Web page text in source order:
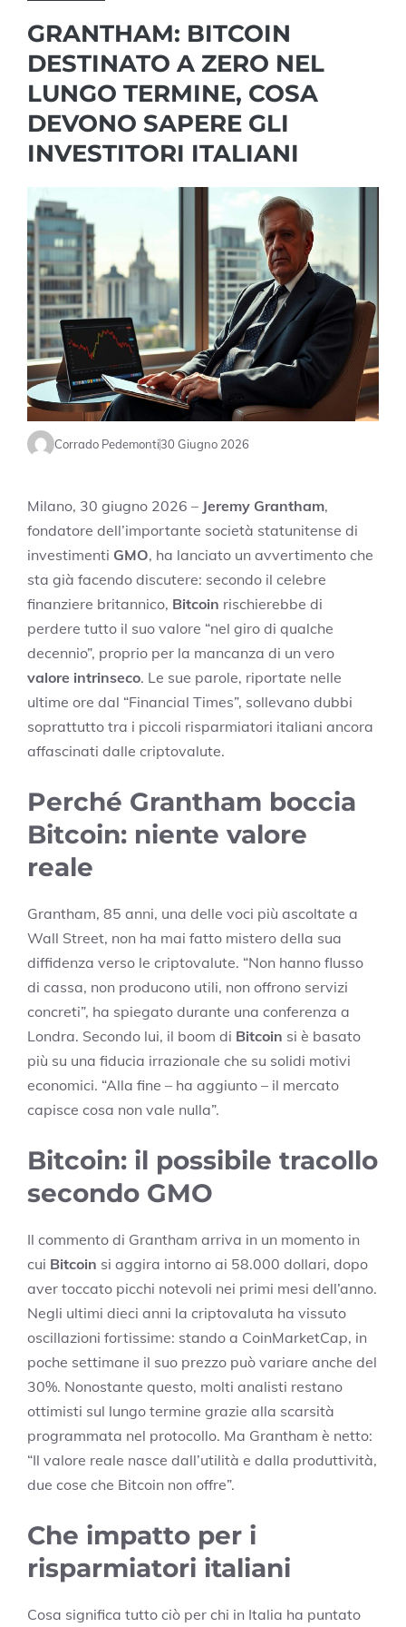
GRANTHAM: BITCOIN
DESTINATO A ZERO NEL
LUNGO TERMINE, COSA
DEVONO SAPERE GLI
INVESTITORI ITALIANI
Corrado Pedemonti30 Giugno 2026
Milano, 30 giugno 2026 – Jeremy Grantham,
fondatore dell’importante società statunitense di
investimenti GMO, ha lanciato un avvertimento che
sta già facendo discutere: secondo il celebre
finanziere britannico, Bitcoin rischierebbe di
perdere tutto il suo valore “nel giro di qualche
decennio”, proprio per la mancanza di un vero
valore intrinseco. Le sue parole, riportate nelle
ultime ore dal “Financial Times”, sollevano dubbi
soprattutto tra i piccoli risparmiatori italiani ancora
affascinati dalle criptovalute.
Perché Grantham boccia
Bitcoin: niente valore
reale
Grantham, 85 anni, una delle voci più ascoltate a
Wall Street, non ha mai fatto mistero della sua
diffidenza verso le criptovalute. “Non hanno flusso
di cassa, non producono utili, non offrono servizi
concreti”, ha spiegato durante una conferenza a
Londra. Secondo lui, il boom di Bitcoin si è basato
più su una fiducia irrazionale che su solidi motivi
economici. “Alla fine – ha aggiunto – il mercato
capisce cosa non vale nulla”.
Bitcoin: il possibile tracollo
secondo GMO
Il commento di Grantham arriva in un momento in
cui Bitcoin si aggira intorno ai 58.000 dollari, dopo
aver toccato picchi notevoli nei primi mesi dell’anno.
Negli ultimi dieci anni la criptovaluta ha vissuto
oscillazioni fortissime: stando a CoinMarketCap, in
poche settimane il suo prezzo può variare anche del
30%. Nonostante questo, molti analisti restano
ottimisti sul lungo termine grazie alla scarsità
programmata nel protocollo. Ma Grantham è netto:
“Il valore reale nasce dall’utilità e dalla produttività,
due cose che Bitcoin non offre”.
Che impatto per i
risparmiatori italiani
Cosa significa tutto ciò per chi in Italia ha puntato